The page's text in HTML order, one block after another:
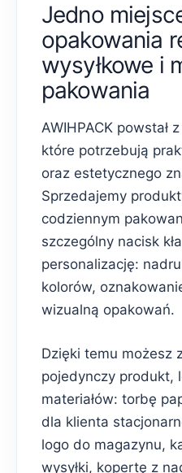
Jedno
opakowania
wysyłkowe i
pakowania
AWIHPACK powstał
które potrzebują
oraz estetycznego
Sprzedajemy
codziennym
szczególny nacisk
personalizację:
kolorów,
wizualną opakowań.
Dzięki temu możesz
pojedynczy produkt,
materiałów: torbę
dla klienta
logo do magazynu,
wysyłki, kopertę z